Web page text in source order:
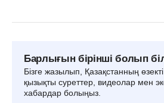
Барлығын бірінші болып
Бізге жазылып, Қазақстанның
қызықты суреттер, видеолар мен
хабардар болыңыз.